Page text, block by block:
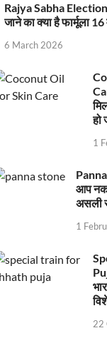
Rajya Sabha
जाने का क्या है फार्मूला 16
6 March 2026
हो
1
आप
असली
1
22